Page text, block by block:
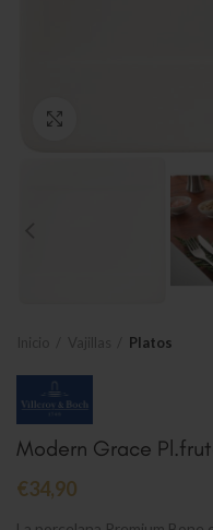
Platos
Modern Grace
€34,90